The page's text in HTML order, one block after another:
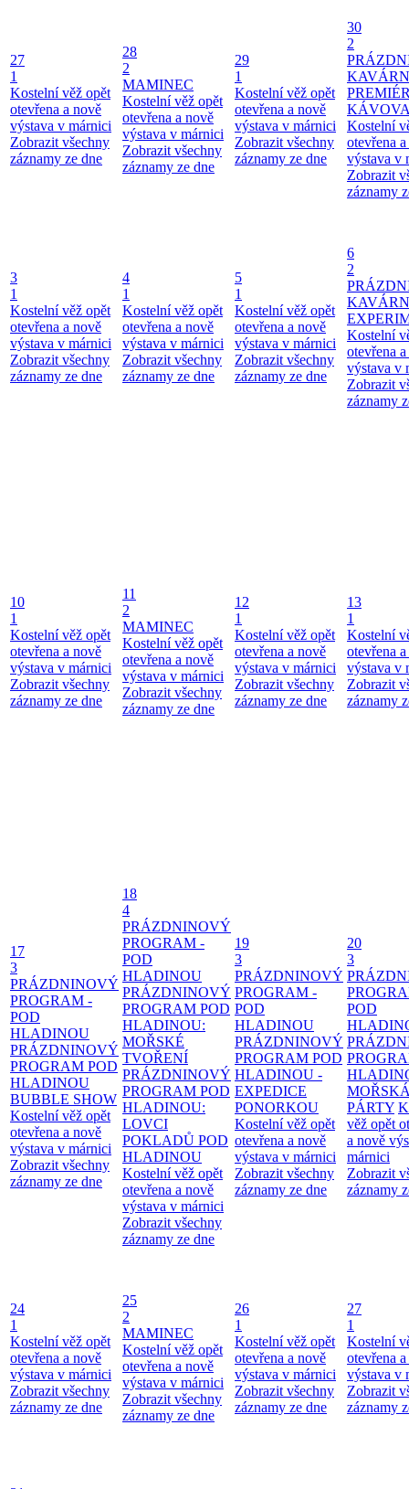
27
1
Kostelní věž opět
otevřena a nově
výstava v márnici
Zobrazit všechny
záznamy ze dne
28
2
MAMINEC
Kostelní věž opět
otevřena a nově
výstava v márnici
Zobrazit všechny
záznamy ze dne
29
1
Kostelní věž opět
otevřena a nově
výstava v márnici
Zobrazit všechny
záznamy ze dne
30
2
Kostelní
otevřena
výstava v
Zobrazit
záznamy
3
1
Kostelní věž opět
otevřena a nově
výstava v márnici
Zobrazit všechny
záznamy ze dne
4
1
Kostelní věž opět
otevřena a nově
výstava v márnici
Zobrazit všechny
záznamy ze dne
5
1
Kostelní věž opět
otevřena a nově
výstava v márnici
Zobrazit všechny
záznamy ze dne
6
2
Kostelní
otevřena
výstava v
Zobrazit
záznamy
10
1
Kostelní věž opět
otevřena a nově
výstava v márnici
Zobrazit všechny
záznamy ze dne
11
2
MAMINEC
Kostelní věž opět
otevřena a nově
výstava v márnici
Zobrazit všechny
záznamy ze dne
12
1
Kostelní věž opět
otevřena a nově
výstava v márnici
Zobrazit všechny
záznamy ze dne
13
1
Kostelní
otevřena
výstava v
Zobrazit
záznamy
17
3
PRÁZDNINOVÝ
PROGRAM -
POD
HLADINOU
PRÁZDNINOVÝ
PROGRAM POD
HLADINOU
BUBBLE SHOW
Kostelní věž opět
otevřena a nově
výstava v márnici
Zobrazit všechny
záznamy ze dne
18
4
PRÁZDNINOVÝ
PROGRAM -
POD
HLADINOU
PRÁZDNINOVÝ
PROGRAM POD
HLADINOU:
MOŘSKÉ
TVOŘENÍ
PRÁZDNINOVÝ
PROGRAM POD
HLADINOU:
LOVCI
POKLADŮ POD
HLADINOU
Kostelní věž opět
otevřena a nově
výstava v márnici
Zobrazit všechny
záznamy ze dne
19
3
PRÁZDNINOVÝ
PROGRAM -
POD
HLADINOU
PRÁZDNINOVÝ
PROGRAM POD
HLADINOU -
EXPEDICE
PONORKOU
Kostelní věž opět
otevřena a nově
výstava v márnici
Zobrazit všechny
záznamy ze dne
20
3
POD
PÁRTY
věž opět
a nově
márnici
Zobrazit
záznamy
24
1
Kostelní věž opět
otevřena a nově
výstava v márnici
Zobrazit všechny
záznamy ze dne
25
2
MAMINEC
Kostelní věž opět
otevřena a nově
výstava v márnici
Zobrazit všechny
záznamy ze dne
26
1
Kostelní věž opět
otevřena a nově
výstava v márnici
Zobrazit všechny
záznamy ze dne
27
1
Kostelní
otevřena
výstava v
Zobrazit
záznamy